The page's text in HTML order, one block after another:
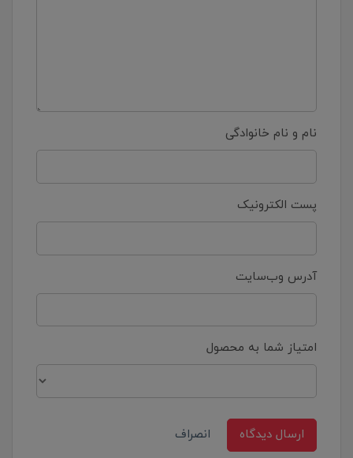
نام و نام خانوادگی
پست الکترونیک
آدرس وب‌سایت
امتیاز شما به محصول
ارسال دیدگاه انصراف